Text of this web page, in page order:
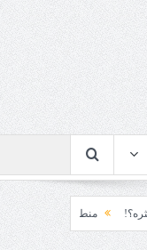
منطق الأرضة والسياسة!!